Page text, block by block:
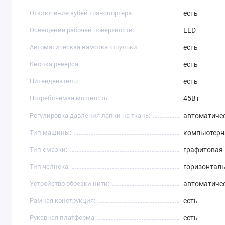
Отключение зубей транспортёра: есть
Освещение рабочей поверхности: LED
Автоматическая намотка шпульки: есть
Кнопка реверса: есть
Нитевдеватель: есть
Потребляемая мощность: 45Вт
Регулировка давления лапки на ткань:
Тип машины:
Тип смазки: графитовая
Тип челнока:
Устройство обрезки нити:
Рамная конструкция: есть
Рукавная платформа: есть